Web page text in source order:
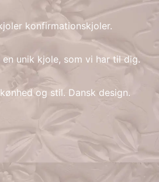
IT
LV
LT
konfirmationskjoler.
unik kjole, som vi har til dig.
og stil. Dansk design.